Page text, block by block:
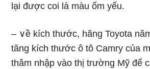
lại được coi là màu ốm yếu.
– ∨ề kích thước, hãng Toyota
tăng kích thước ô tô Camry của
thâm nhập vào thị trường Mỹ để